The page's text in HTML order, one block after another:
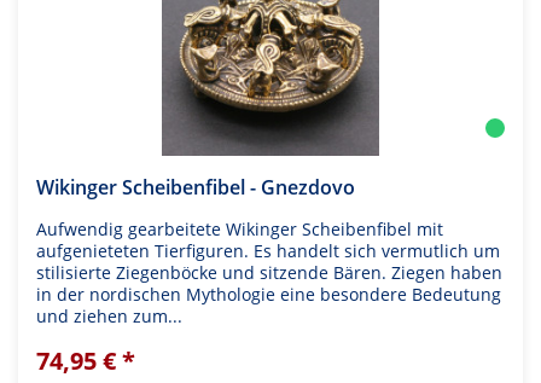
Wikinger Scheibenfibel - Gnezdovo
Aufwendig gearbeitete Wikinger Scheibenfibel mit
aufgenieteten Tierfiguren. Es handelt sich vermutlich um
stilisierte Ziegenböcke und sitzende Bären. Ziegen haben
in der nordischen Mythologie eine besondere Bedeutung
und ziehen zum...
74,95 € *